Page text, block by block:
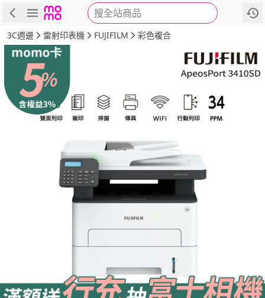
搜全站商品
商品 評價 詳情
3C週邊 雷射印表機 FUJIFILM 彩色複合